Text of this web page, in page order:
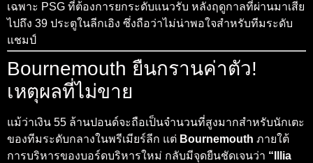
เฉพาะ PSG ที่ต้องการยกระดับแนวรับ หลังฤดูกาลที่ผ่านมาเสีย
ไปถึง 39 ประตูในลีกเอิง ซึ่งถือว่าไม่น่าพอใจสำหรับทีมระดับ
แชมป์
Bournemouth ยืนกรานค่าตัว!
เหตุผลที่ไม่ขาย
แม้ว่าเงิน 55 ล้านปอนด์จะถือเป็นจำนวนที่สูงมากสำหรับนักเตะ
ของทีมระดับกลางในพรีเมียร์ลีก แต่ Bournemouth ภายใต้
การบริหารของบอร์ดบริหารใหม่ กลับมีจุดยืนชัดเจนว่า “Illia